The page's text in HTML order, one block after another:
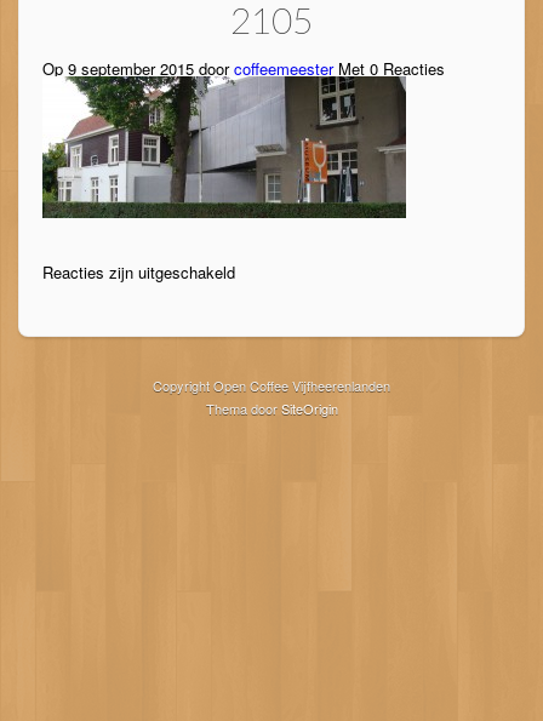
2105
Op 9 september 2015 doorcoffeemeesterMet 0Reacties
Reacties zijn uitgeschakeld
Copyright Open Coffee Vijfheerenlanden
Thema doorSiteOrigin